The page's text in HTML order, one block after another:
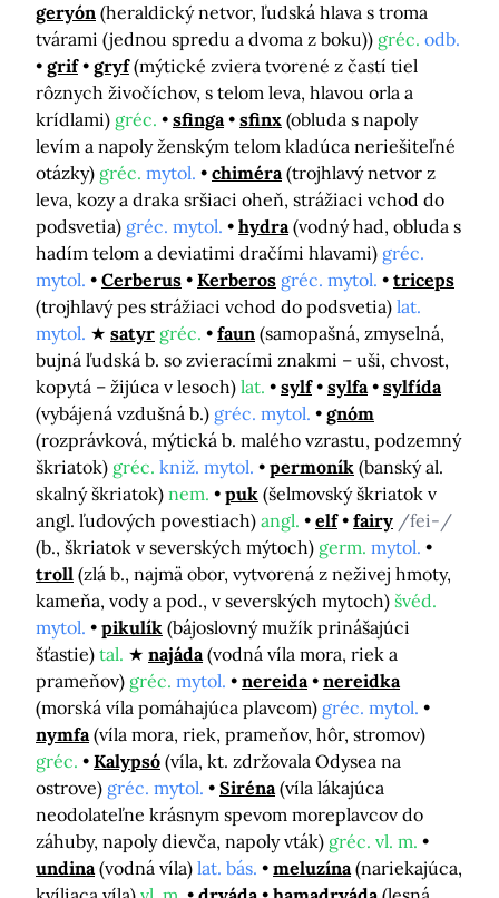
geryón (heraldický netvor, ľudská hlava s troma
tvárami (jednou spredu a dvoma z boku)) gréc. odb.
grif
gryf (mýtické zviera tvorené z častí tiel
rôznych živočíchov, s telom leva, hlavou orla a
krídlami) gréc. sfinga sfinx (obluda s napoly
levím a napoly ženským telom kladúca neriešiteľné
otázky) gréc. mytol. chiméra (trojhlavý netvor z
leva, kozy a draka sršiaci oheň, strážiaci vchod do
podsvetia) gréc. mytol. hydra (vodný had, obluda s
hadím telom a deviatimi dračími hlavami) gréc.
mytol.
Cerberus Kerberos gréc. mytol.
triceps
(trojhlavý pes strážiaci vchod do podsvetia) lat.
mytol.
satyr gréc. faun (samopašná, zmyselná,
bujná ľudská b. so zvieracími znakmi – uši, chvost,
kopytá – žijúca v lesoch) lat. sylf sylfa
sylfída
(vybájená vzdušná b.) gréc. mytol.
gnóm
(rozprávková, mýtická b. malého vzrastu, podzemný
škriatok) gréc. kniž. mytol. permoník (banský al.
skalný škriatok) nem. puk (šelmovský škriatok v
angl. ľudových povestiach) angl. elf fairy /fei-/
(b., škriatok v severských mýtoch) germ. mytol.
troll (zlá b., najmä obor, vytvorená z neživej hmoty,
kameňa, vody a pod., v severských mytoch) švéd.
mytol.
pikulík (bájoslovný mužík prinášajúci
šťastie) tal. najáda (vodná víla mora, riek a
prameňov) gréc. mytol. nereida
nereidka
(morská víla pomáhajúca plavcom) gréc. mytol.
nymfa (víla mora, riek, prameňov, hôr, stromov)
gréc.
Kalypsó (víla, kt. zdržovala Odysea na
ostrove) gréc. mytol. Siréna (víla lákajúca
neodolateľne krásnym spevom moreplavcov do
záhuby, napoly dievča, napoly vták) gréc. vl. m.
undina (vodná víla) lat. bás. meluzína (nariekajúca,